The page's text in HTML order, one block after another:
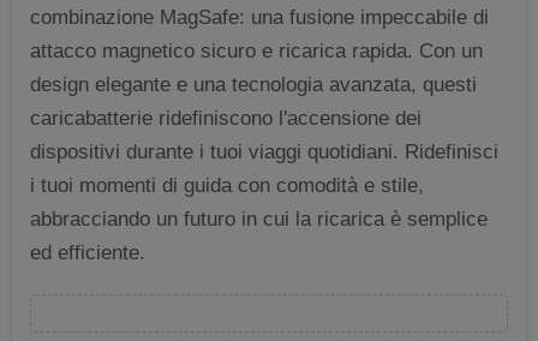
combinazione MagSafe: una fusione impeccabile di
attacco magnetico sicuro e ricarica rapida. Con un
design elegante e una tecnologia avanzata, questi
caricabatterie ridefiniscono l'accensione dei
dispositivi durante i tuoi viaggi quotidiani. Ridefinisci
i tuoi momenti di guida con comodità e stile,
abbracciando un futuro in cui la ricarica è semplice
ed efficiente.